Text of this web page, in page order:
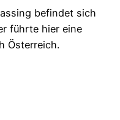
befindet sich
führte hier eine
Österreich.